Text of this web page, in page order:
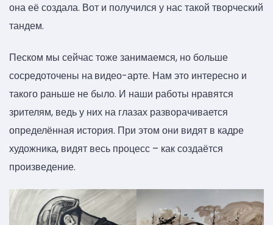
она её создала. Вот и получился у нас такой творческий
тандем.
Песком мы сейчас тоже занимаемся, но больше
сосредоточены навидео-арте. Нам это интересно и
такого раньше не было. И наши работы нравятся
зрителям, ведь у них на глазах разворачивается
определённая история. При этом они видят в кадре
художника, видят весь процесс – как создаётся
произведение.